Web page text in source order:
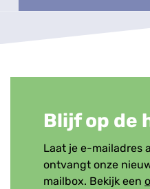
Blijf op de
Laat je e-mailadres
ontvangt onze
mailbox. Bekijk een